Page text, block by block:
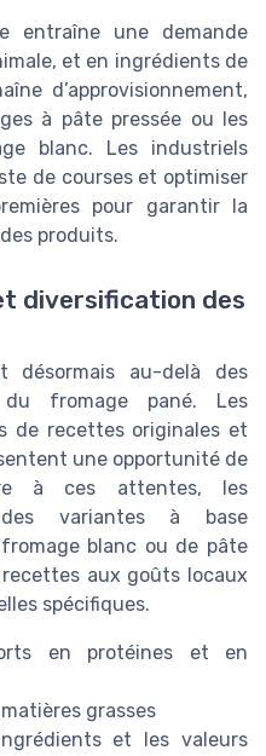
entraîne une demande
et en ingrédients de
d’approvisionnement,
à pâte pressée ou les
blanc. Les industriels
de courses et optimiser
pour garantir la
produits.
diversification des
désormais au-delà des
du fromage pané. Les
de recettes originales et
une opportunité de
à ces attentes, les
des variantes à base
blanc ou de pâte
aux goûts locaux
spécifiques.
en protéines et en
grasses
et les valeurs